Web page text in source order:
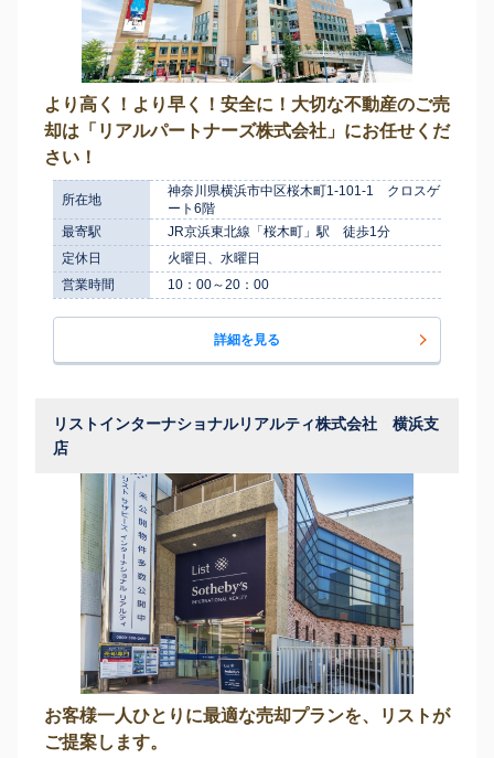
より高く！より早く！安全に！大切な不動産のご売
却は「リアルパートナーズ株式会社」にお任せくだ
さい！
所在地
神奈川県横浜市中区桜木町1-101-1 クロスゲ
ート6階
最寄駅
JR京浜東北線「桜木町」駅 徒歩1分
定休日
火曜日、水曜日
営業時間
10：00～20：00
詳細を見る
リストインターナショナルリアルティ株式会社 横浜支
店
お客様一人ひとりに最適な売却プランを、リストが
ご提案します。